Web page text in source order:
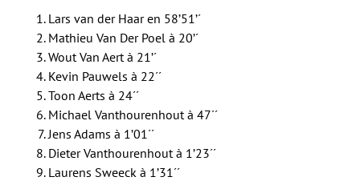
Lars van der Haar en 58’51’´
Mathieu Van Der Poel à 20’´
Wout Van Aert à 21’´
Kevin Pauwels à 22´´
Toon Aerts à 24´´
Michael Vanthourenhout à 47´´
Jens Adams à 1’01´´
Dieter Vanthourenhout à 1’23´´
Laurens Sweeck à 1’31´´